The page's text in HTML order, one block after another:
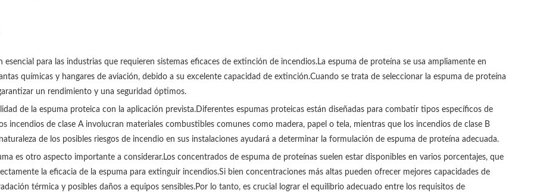
esencial para las industrias que requieren sistemas eficaces de extinción de incendios.La espuma de proteína se usa ampliamente en
químicas y hangares de aviación, debido a su excelente capacidad de extinción.Cuando se trata de seleccionar la espuma de proteína
un rendimiento y una seguridad óptimos.
de la espuma proteica con la aplicación prevista.Diferentes espumas proteicas están diseñadas para combatir tipos específicos de
incendios de clase A involucran materiales combustibles comunes como madera, papel o tela, mientras que los incendios de clase B
de los posibles riesgos de incendio en sus instalaciones ayudará a determinar la formulación de espuma de proteína adecuada.
es otro aspecto importante a considerar.Los concentrados de espuma de proteínas suelen estar disponibles en varios porcentajes, que
la eficacia de la espuma para extinguir incendios.Si bien concentraciones más altas pueden ofrecer mejores capacidades de
térmica y posibles daños a equipos sensibles.Por lo tanto, es crucial lograr el equilibrio adecuado entre los requisitos de